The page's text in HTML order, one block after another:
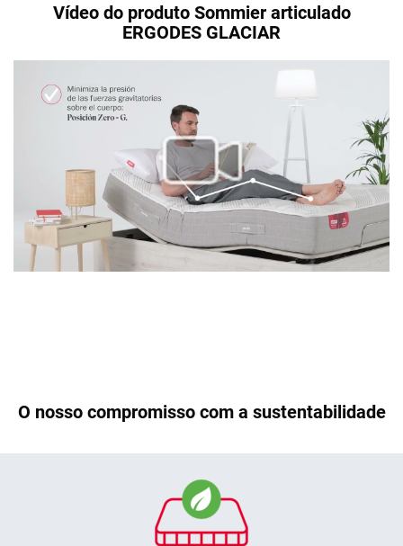
Vídeo do produto Sommier articulado
ERGODES GLACIAR
O nosso compromisso com a sustentabilidade